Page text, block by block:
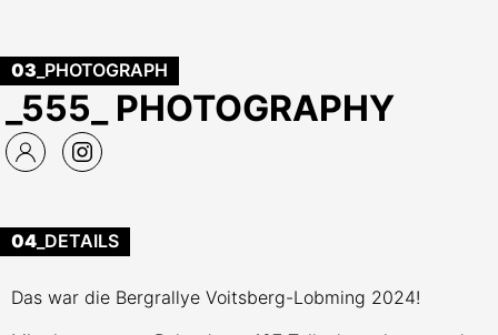
03 _PHOTOGRAPH
_555_ PHOTOGRAPHY
04 _DETAILS
Das war die Bergrallye Voitsberg-Lobming 2024!